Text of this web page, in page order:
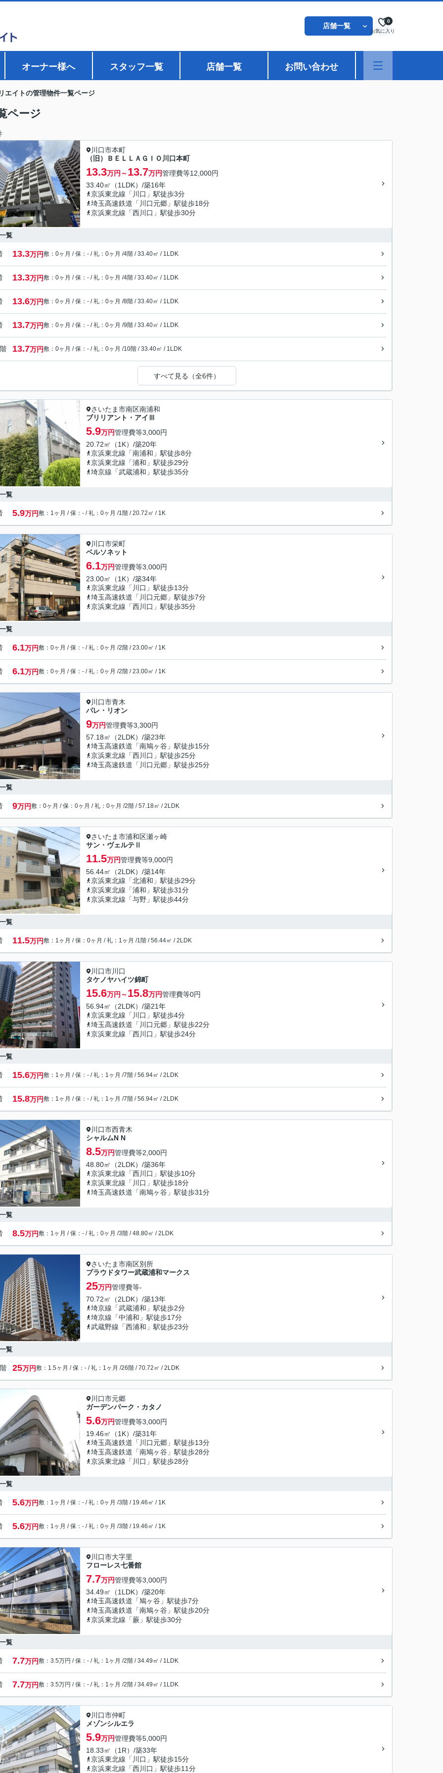
店舗一覧
お気に入り
0
オーナー様へ スタッフ一覧 店舗一覧 お問い合わせ
エイトの管理物件一覧ページ
ページ
川口市本町
（旧）ＢＥＬＬＡＧＩＯ川口本町
13.3万円～13.7万円管理費等12,000円
33.40㎡（1LDK）/築16年
京浜東北線「川口」駅徒歩3分
埼玉高速鉄道「川口元郷」駅徒歩18分
京浜東北線「西川口」駅徒歩30分
覧
13.3万円敷：0ヶ月 / 保：- / 礼：0ヶ月 /4階 / 33.40㎡ / 1LDK
13.3万円敷：0ヶ月 / 保：- / 礼：0ヶ月 /4階 / 33.40㎡ / 1LDK
13.6万円敷：0ヶ月 / 保：- / 礼：0ヶ月 /8階 / 33.40㎡ / 1LDK
13.7万円敷：0ヶ月 / 保：- / 礼：0ヶ月 /9階 / 33.40㎡ / 1LDK
13.7万円敷：0ヶ月 / 保：- / 礼：0ヶ月 /10階 / 33.40㎡ / 1LDK
すべて見る（全6件）
さいたま市南区南浦和
ブリリアント・アイⅢ
5.9万円管理費等3,000円
20.72㎡（1K）/築20年
京浜東北線「南浦和」駅徒歩8分
京浜東北線「浦和」駅徒歩29分
埼京線「武蔵浦和」駅徒歩35分
覧
5.9万円敷：1ヶ月 / 保：- / 礼：0ヶ月 /1階 / 20.72㎡ / 1K
川口市栄町
ベルソネット
6.1万円管理費等3,000円
23.00㎡（1K）/築34年
京浜東北線「川口」駅徒歩13分
埼玉高速鉄道「川口元郷」駅徒歩7分
京浜東北線「西川口」駅徒歩35分
覧
6.1万円敷：0ヶ月 / 保：- / 礼：0ヶ月 /2階 / 23.00㎡ / 1K
6.1万円敷：0ヶ月 / 保：- / 礼：0ヶ月 /2階 / 23.00㎡ / 1K
川口市青木
パレ・リオン
9万円管理費等3,300円
57.18㎡（2LDK）/築23年
埼玉高速鉄道「南鳩ヶ谷」駅徒歩15分
京浜東北線「西川口」駅徒歩25分
埼玉高速鉄道「川口元郷」駅徒歩25分
覧
9万円敷：0ヶ月 / 保：0ヶ月 / 礼：0ヶ月 /2階 / 57.18㎡ / 2LDK
さいたま市浦和区瀬ヶ崎
サン・ヴェルテⅡ
11.5万円管理費等9,000円
56.44㎡（2LDK）/築14年
京浜東北線「北浦和」駅徒歩29分
京浜東北線「浦和」駅徒歩31分
京浜東北線「与野」駅徒歩44分
覧
11.5万円敷：1ヶ月 / 保：0ヶ月 / 礼：1ヶ月 /1階 / 56.44㎡ / 2LDK
川口市川口
タケノヤハイツ錦町
15.6万円～15.8万円管理費等0円
56.94㎡（2LDK）/築21年
京浜東北線「川口」駅徒歩4分
埼玉高速鉄道「川口元郷」駅徒歩22分
京浜東北線「西川口」駅徒歩24分
覧
15.6万円敷：1ヶ月 / 保：- / 礼：1ヶ月 /7階 / 56.94㎡ / 2LDK
15.8万円敷：1ヶ月 / 保：- / 礼：1ヶ月 /7階 / 56.94㎡ / 2LDK
川口市西青木
シャルムN N
8.5万円管理費等2,000円
48.80㎡（2LDK）/築36年
京浜東北線「西川口」駅徒歩10分
京浜東北線「川口」駅徒歩18分
埼玉高速鉄道「南鳩ヶ谷」駅徒歩31分
覧
8.5万円敷：1ヶ月 / 保：- / 礼：0ヶ月 /3階 / 48.80㎡ / 2LDK
さいたま市南区別所
プラウドタワー武蔵浦和マークス
25万円管理費等-
70.72㎡（2LDK）/築13年
埼京線「武蔵浦和」駅徒歩2分
埼京線「中浦和」駅徒歩17分
武蔵野線「西浦和」駅徒歩23分
覧
25万円敷：1.5ヶ月 / 保：- / 礼：1ヶ月 /26階 / 70.72㎡ / 2LDK
川口市元郷
ガーデンパーク・カタノ
5.6万円管理費等3,000円
19.46㎡（1K）/築31年
埼玉高速鉄道「川口元郷」駅徒歩13分
埼玉高速鉄道「南鳩ヶ谷」駅徒歩28分
京浜東北線「川口」駅徒歩28分
覧
5.6万円敷：1ヶ月 / 保：- / 礼：0ヶ月 /3階 / 19.46㎡ / 1K
5.6万円敷：1ヶ月 / 保：- / 礼：0ヶ月 /3階 / 19.46㎡ / 1K
川口市大字里
フローレス七番館
7.7万円管理費等3,000円
34.49㎡（1LDK）/築20年
埼玉高速鉄道「鳩ヶ谷」駅徒歩7分
埼玉高速鉄道「南鳩ヶ谷」駅徒歩20分
京浜東北線「蕨」駅徒歩30分
覧
7.7万円敷：3.5万円 / 保：- / 礼：1ヶ月 /2階 / 34.49㎡ / 1LDK
7.7万円敷：3.5万円 / 保：- / 礼：1ヶ月 /2階 / 34.49㎡ / 1LDK
川口市仲町
メゾンシルエラ
5.9万円管理費等5,000円
18.33㎡（1R）/築33年
京浜東北線「川口」駅徒歩15分
京浜東北線「西川口」駅徒歩11分